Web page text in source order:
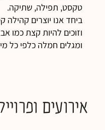
טקסט, תפילה, שתיקה.
ביחד אנו יוצרים
וזוכים להיות קצת כמו
ומגלים חמלה כלפי כל
אירועים